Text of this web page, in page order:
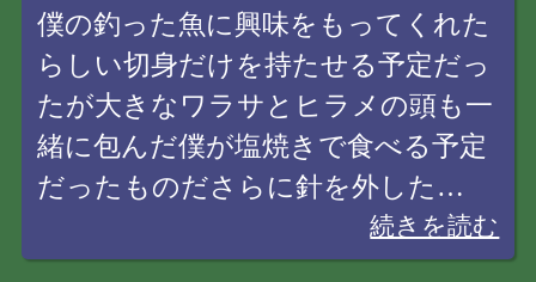
僕の釣った魚に興味をもってくれた
らしい切身だけを持たせる予定だっ
たが大きなワラサとヒラメの頭も一
緒に包んだ僕が塩焼きで食べる予定
だったものださらに針を外した…
続きを読む